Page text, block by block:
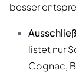
besser
listet nur
Cognac,